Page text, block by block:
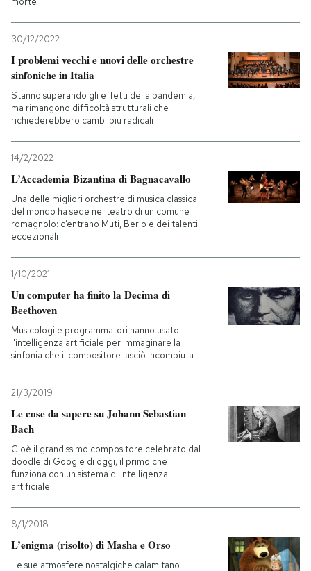
30/12/2022
I problemi vecchi e nuovi delle orchestre
sinfoniche in Italia
Stanno superando gli effetti della pandemia,
ma rimangono difficoltà strutturali che
richiederebbero cambi più radicali
14/2/2022
L’Accademia Bizantina di Bagnacavallo
Una delle migliori orchestre di musica classica
del mondo ha sede nel teatro di un comune
romagnolo: c’entrano Muti, Berio e dei talenti
eccezionali
1/10/2021
Un computer ha finito la Decima di
Beethoven
Musicologi e programmatori hanno usato
l'intelligenza artificiale per immaginare la
sinfonia che il compositore lasciò incompiuta
21/3/2019
Le cose da sapere su Johann Sebastian
Bach
Cioè il grandissimo compositore celebrato dal
doodle di Google di oggi, il primo che
funziona con un sistema di intelligenza
artificiale
8/1/2018
L’enigma (risolto) di Masha e Orso
Le sue atmosfere nostalgiche calamitano